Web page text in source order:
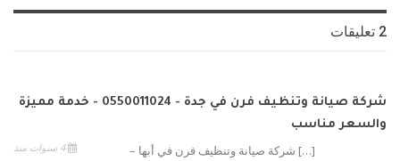
2 تعليقات
شركة صيانة وتنظيف فرن في جدة - 0550011024 - خدمة مميزة
والسعر مناسب
4 سنوات منذ
[…] شركة صيانة وتنظيف فرن في أبها –